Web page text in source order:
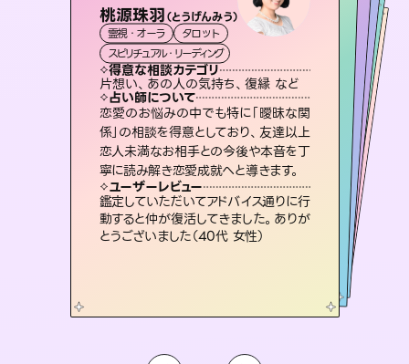
桃源珠羽（とうげんみう）
霊視・オーラ
タロット
スピリチュアル・リーディング
得意な相談カテゴリ
片想い、あの人の気持ち、復縁 など
占い師について
恋愛のお悩みの中でも特に「曖昧な関
係」の相談を得意としており、友達以上
恋人未満なお相手との今後や本音を丁
寧に読み解き恋愛成就へと導きます。
ユーザーレビュー
鑑定していただいてアドバイス通りに行
動すると仲が復活してきました。ありが
とうございました（40代 女性）
セラピスト理恵
霊視・オーラ タロット
スピリチュアル・リーディング
得意な相談カテゴリ
片想い、二人の未来、年の差 など
占い師について
連絡再開、復縁、成就などの報告実績
多数。セラピストとして2万超の施術経
験があるからこそできる鑑定で、より良
い未来をサポートします。
ユーザーレビュー
とても心温まる鑑定でした。しかもこち
らは何も言っていないのに視えていらっ
しゃるんだなと驚きです（30代女性）
アイリス -iris-
西洋占星術 タロット
ルーン
得意な相談カテゴリ
恋愛総合、片想い、二人の未来 など
占い師について
復縁、恋愛、不倫の行方、同性愛や片
思い、仕事関係や借金問題まで知りた
いことや心の負担になっていることを
紐解き、背中をそっと押して導きます。
ユーザーレビュー
安心感のあり、言い切ってくれる所や濁
さない鑑定のおかげで、毎回自分の気
持ちを整えられます（30代 男性）
未来視師＊花
霊視・オーラ
スピリチュアル・リーディング
得意な相談カテゴリ
出逢い、片想い、復縁 など
占い師について
未来には何パターンもの選択肢があります。不安で視えにくくなっているあなたの素敵な未来を見つけ、その未来を選択できるようアドバイスします。
ユーザーレビュー
職場の人の性質や人間関係、本心など
本当によく視えていてびっくり。対策が
打てて前向きになれます（40代）
彗望（すいぼう
霊視・オーラ
スピリチュアル・リーディング
得意な相談カテゴリ
片想い、あの人の気持ち、復縁 など
占い師について
3,700年以上の歴史を持つ東洋最古の
占術「易占」で詳細まで占い、幸せへ向
かう道筋を示します。厳しい結果にも具
体的な対策をお伝えします。
ユーザーレビュー
複雑な背景もしっかり聞いて鑑定して
いただけました。気持ちが楽になりまし
た（50代 女性）
おう 霊感オラクル
霊視・オーラ
オラクルカード
得意な相談カテゴリ
恋愛総合、あの人の気持ち など
占い師について
霊視×オラクルカードを使って「今」と
「未来」そして「気になるあの人の気持
ち」まで丁寧に読み解き、恋や人生のヒ
ントを優しく引き出します。
ユーザーレビュー
不安な気持ちが嘘みたいに晴れまし
た…！よく視えていらっしゃるんだなと
感じました（40代 女性）